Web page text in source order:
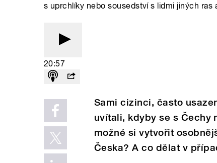
s uprchlíky nebo sousedství s lidmi jiných ras
20:57
Sami cizinci, často
uvítali, kdyby se s Čechy
možné si vytvořit
Česka? A co dělat v